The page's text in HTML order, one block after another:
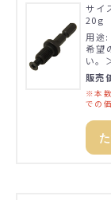
サイ
20g
用途
希望
い。
販売
※本
での